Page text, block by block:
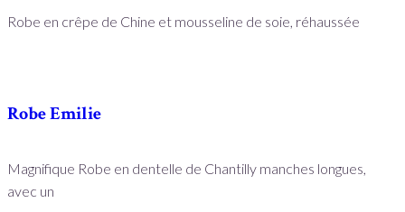
Robe en crêpe de Chine et mousseline de soie, réhaussée
Robe Emilie
Magnifique Robe en dentelle de Chantilly manches longues,
avec un